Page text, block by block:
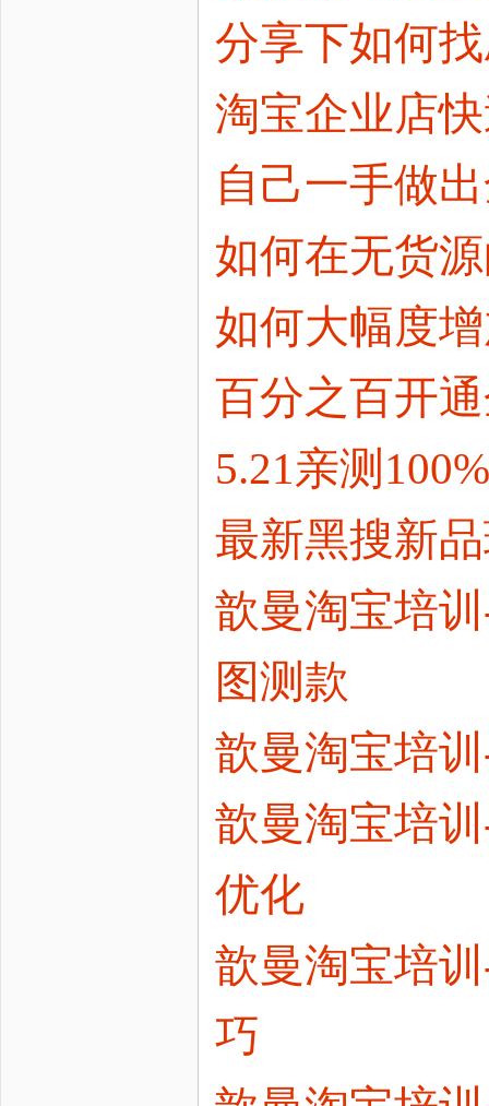
分享下如何
淘宝企业店
自己一手做
如何在无货
如何大幅度
百分之百开
5.21亲测
最新黑搜新
歆曼淘宝培
图测款
歆曼淘宝培
歆曼淘宝培
优化
歆曼淘宝培
巧